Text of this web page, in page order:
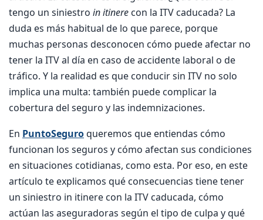
tengo un siniestro in itinere con la ITV caducada? La
duda es más habitual de lo que parece, porque
muchas personas desconocen cómo puede afectar no
tener la ITV al día en caso de accidente laboral o de
tráfico. Y la realidad es que conducir sin ITV no solo
implica una multa: también puede complicar la
cobertura del seguro y las indemnizaciones.
En PuntoSeguroqueremos que entiendas cómo
funcionan los seguros y cómo afectan sus condiciones
en situaciones cotidianas, como esta. Por eso, en este
artículo te explicamos qué consecuencias tiene tener
un siniestro in itinere con la ITV caducada, cómo
actúan las aseguradoras según el tipo de culpa y qué